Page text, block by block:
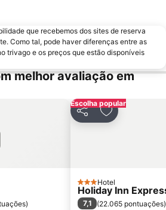
que recebemos dos sites de reserva
Como tal, pode haver diferenças entre as
trivago e os preços que estão disponíveis
melhor avaliação em
)
Escolha popular
PartilharAdicionar
3 Estrelas
Hotel
Holiday Inn
7,1 (22.065 pontuações)